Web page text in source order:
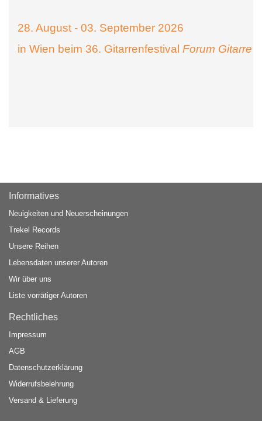
28. August - 03. September 2026
in Wien beim 36. Gitarrenfestival Forum Gitarre
Informatives
Neuigkeiten und Neuerscheinungen
Trekel Records
Unsere Reihen
Lebensdaten unserer Autoren
Wir über uns
Liste vorrätiger Autoren
Rechtliches
Impressum
AGB
Datenschutzerklärung
Widerrufsbelehrung
Versand & Lieferung